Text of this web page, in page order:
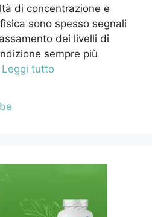
di concentrazione e
sono spesso segnali
dei livelli di
sempre più
Leggi tutto